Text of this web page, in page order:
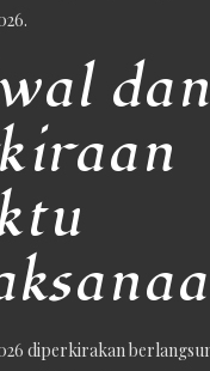
dan
diperkirakan